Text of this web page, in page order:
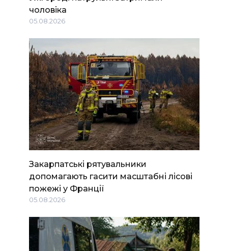
чоловіка
05.08.2026
Закарпатські рятувальники
допомагають гасити масштабні лісові
пожежі у Франції
05.08.2026